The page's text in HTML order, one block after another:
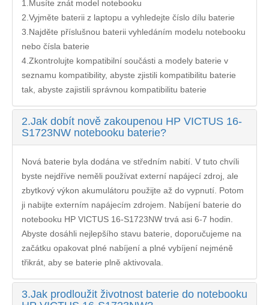
1.Musíte znát model notebooku
2.Vyjměte baterii z laptopu a vyhledejte číslo dílu baterie
3.Najděte příslušnou baterii vyhledáním modelu notebooku
nebo čísla baterie
4.Zkontrolujte kompatibilní součásti a modely baterie v
seznamu kompatibility, abyste zjistili kompatibilitu baterie
tak, abyste zajistili správnou kompatibilitu baterie
2.Jak dobít nově zakoupenou HP VICTUS 16-
S1723NW notebooku baterie?
Nová baterie byla dodána ve středním nabití. V tuto chvíli
byste nejdříve neměli používat externí napájecí zdroj, ale
zbytkový výkon akumulátoru použijte až do vypnutí. Potom
ji nabijte externím napájecím zdrojem. Nabíjení baterie do
notebooku HP VICTUS 16-S1723NW trvá asi 6-7 hodin.
Abyste dosáhli nejlepšího stavu baterie, doporučujeme na
začátku opakovat plné nabíjení a plné vybíjení nejméně
třikrát, aby se baterie plně aktivovala.
3.Jak prodloužit životnost baterie do notebooku